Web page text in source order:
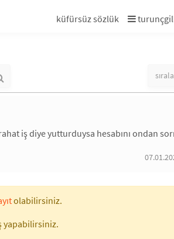
küfürsüz sözlük
iş diye yutturduysa hesabını ondan
olabilirsiniz.
yapabilirsiniz.